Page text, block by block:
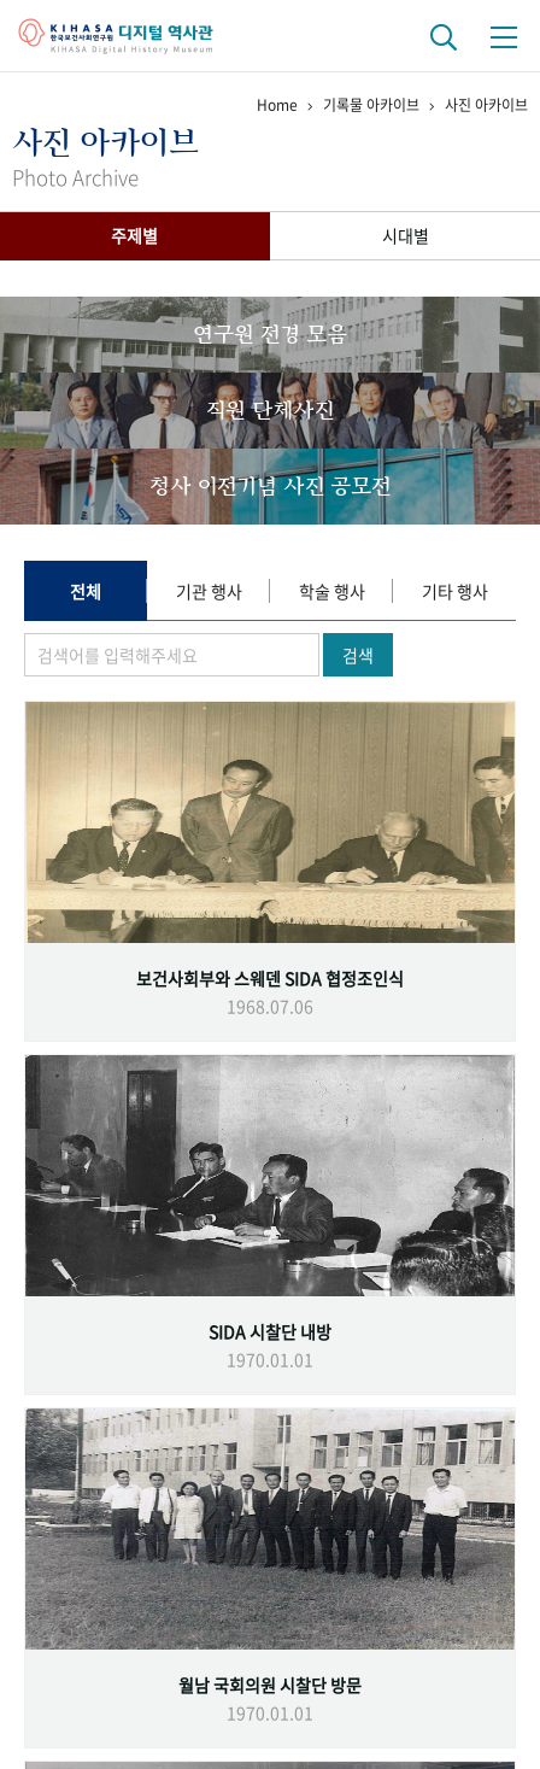
걸어온 길 기관 변천사
간행물 변천사
기록물 아카이브
사진 아카이브 문서 기록물 행정박물 영상 기록물
50+1 주년 기념
성과 50선 숫자로 보는 50년
세계와 함께 한 KIHASA
VR 역사관
Home 기록물 아카이브 사진 아카이브
사진 아카이브
Photo Archive
주제별 시대별
연구원 전경 모음
직원 단체사진
청사 이전기념 사진 공모전
전체 기관 행사 학술 행사 기타 행사
검색
보건사회부와 스웨덴 SIDA 협정조인식
1968.07.06
SIDA 시찰단 내방
1970.01.01
월남 국회의원 시찰단 방문
1970.01.01